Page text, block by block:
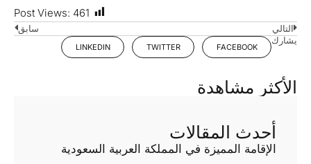
Post Views: 461
التالي
سابق
يشارك
FACEBOOK
TWITTER
LINKEDIN
الأكثر مشاهدة
أحدث المقالات
الإقامة المميزة في المملكة العربية السعودية